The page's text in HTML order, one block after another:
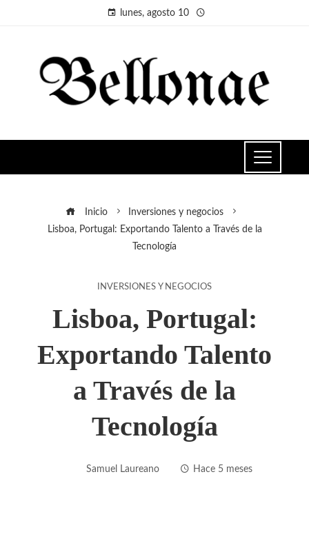
lunes, agosto 10
Inicio
Inversiones y negocios
Lisboa, Portugal: Exportando Talento a Través de la
Tecnología
INVERSIONES Y NEGOCIOS
Lisboa, Portugal:
Exportando Talento
a Través de la
Tecnología
Samuel Laureano Hace 5 meses